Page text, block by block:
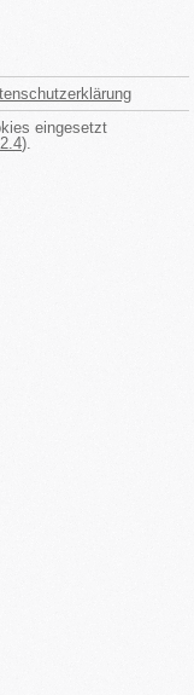
eingesetzt
).